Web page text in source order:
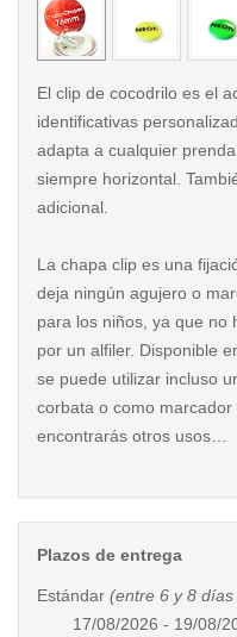
El clip de cocodrilo es el
identificativas
adapta a cualquier
siempre horizontal.
adicional.
La chapa clip es una
deja ningún agujero o
para los niños, ya que no
por un alfiler. Disponible
se puede utilizar incluso
corbata o como
encontrarás otros usos…
Plazos de entrega
Estándar (entre 6 y 8
17/08/2026 - 19/08/